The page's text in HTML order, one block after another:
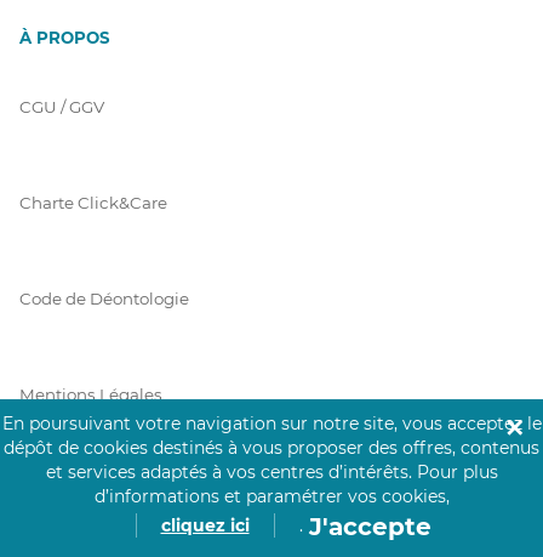
À PROPOS
CGU / GGV
Charte Click&Care
Code de Déontologie
Mentions Légales
Prérequis Click&Care
En poursuivant votre navigation sur notre site, vous acceptez le
dépôt de cookies destinés à vous proposer des offres, contenus
et services adaptés à vos centres d’intérêts. Pour plus
d’informations et paramétrer vos cookies,
cliquez ici
. J'accepte
✕